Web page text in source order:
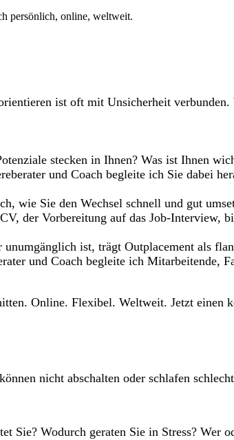
persönlich, online, weltweit.
ist oft mit Unsicherheit
stecken in Ihnen? Was ist Ihnen
und Coach begleite ich Sie dabei
wie Sie den Wechsel schnell und gut
der Vorbereitung auf das Job-Interview,
ist, trägt Outplacement als
und Coach begleite ich Mitarbeitende,
Online. Flexibel. Weltweit. Jetzt einen
nicht abschalten oder schlafen
Sie? Wodurch geraten Sie in Stress? Wer